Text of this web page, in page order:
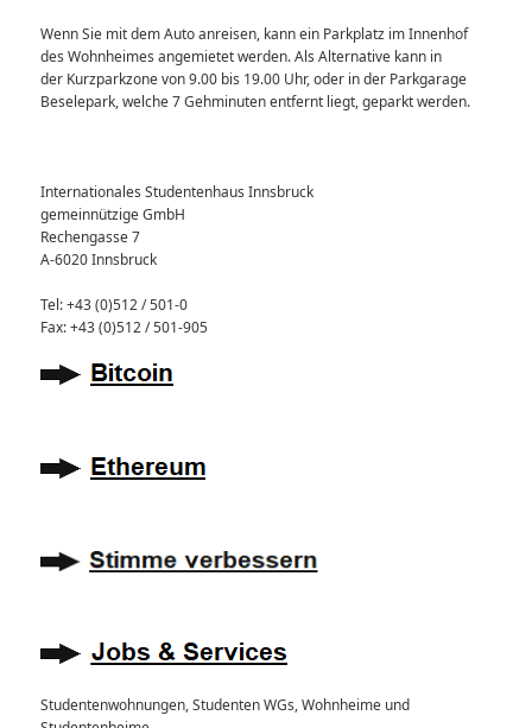
Wenn Sie mit dem Auto anreisen, kann ein Parkplatz im Innenhof
des Wohnheimes angemietet werden. Als Alternative kann in
der Kurzparkzone von 9.00 bis 19.00 Uhr, oder in der Parkgarage
Beselepark, welche 7 Gehminuten entfernt liegt, geparkt werden.
Internationales Studentenhaus Innsbruck
gemeinnützige GmbH
Rechengasse 7
A-6020 Innsbruck
Tel: +43 (0)512 / 501-0
Fax: +43 (0)512 / 501-905
Studentenwohnungen, Studenten WGs, Wohnheime und